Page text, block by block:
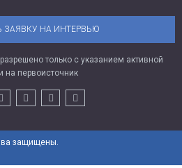
ЗАЯВКУ НА ИНТЕРВЬЮ
только с указанием активной
на первоисточник
защищены.